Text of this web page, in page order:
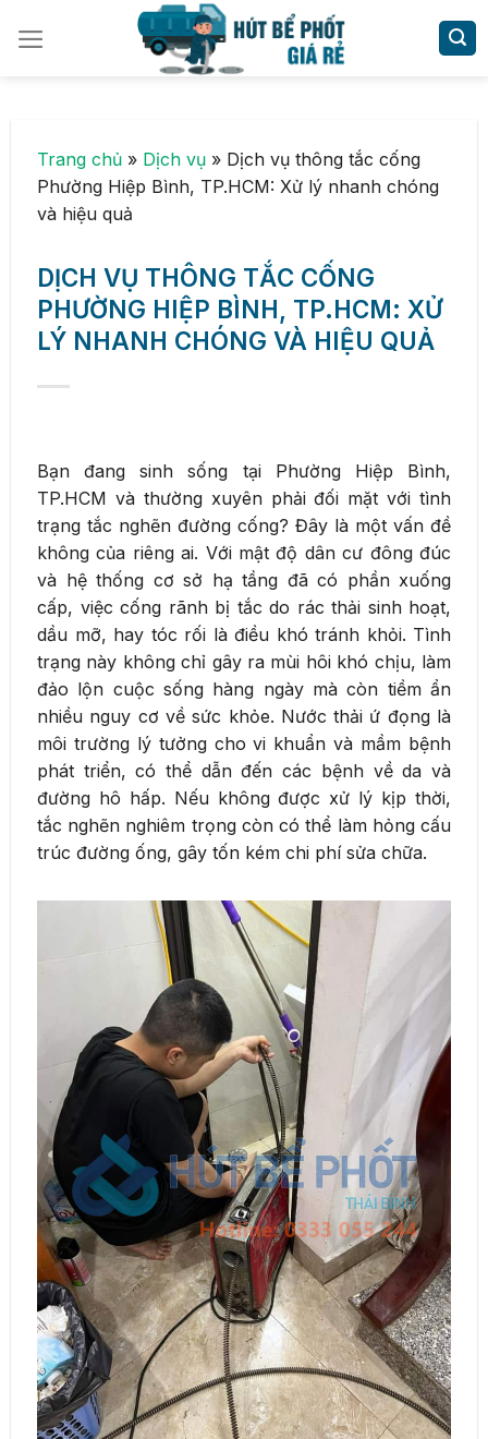
Trang chủ » Dịch vụ » Dịch vụ thông tắc cống
Phường Hiệp Bình, TP.HCM: Xử lý nhanh chóng
và hiệu quả
DỊCH VỤ THÔNG TẮC CỐNG
PHƯỜNG HIỆP BÌNH, TP.HCM: XỬ
LÝ NHANH CHÓNG VÀ HIỆU QUẢ
Bạn đang sinh sống tại Phường Hiệp Bình,
TP.HCM và thường xuyên phải đối mặt với tình
trạng tắc nghẽn đường cống? Đây là một vấn đề
không của riêng ai. Với mật độ dân cư đông đúc
và hệ thống cơ sở hạ tầng đã có phần xuống
cấp, việc cống rãnh bị tắc do rác thải sinh hoạt,
dầu mỡ, hay tóc rối là điều khó tránh khỏi. Tình
trạng này không chỉ gây ra mùi hôi khó chịu, làm
đảo lộn cuộc sống hàng ngày mà còn tiềm ẩn
nhiều nguy cơ về sức khỏe. Nước thải ứ đọng là
môi trường lý tưởng cho vi khuẩn và mầm bệnh
phát triển, có thể dẫn đến các bệnh về da và
đường hô hấp. Nếu không được xử lý kịp thời,
tắc nghẽn nghiêm trọng còn có thể làm hỏng cấu
trúc đường ống, gây tốn kém chi phí sửa chữa.